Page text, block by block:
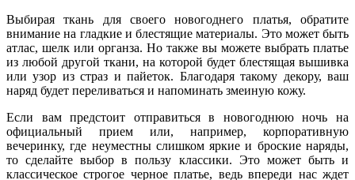
Выбирая ткань для своего новогоднего платья, обратите
внимание на гладкие и блестящие материалы. Это может быть
атлас, шелк или органза. Но также вы можете выбрать платье
из любой другой ткани, на которой будет блестящая вышивка
или узор из страз и пайеток. Благодаря такому декору, ваш
наряд будет переливаться и напоминать змеиную кожу.
Если вам предстоит отправиться в новогоднюю ночь на
официальный прием или, например, корпоративную
вечеринку, где неуместны слишком яркие и броские наряды,
то сделайте выбор в пользу классики. Это может быть и
классическое строгое черное платье, ведь впереди нас ждет